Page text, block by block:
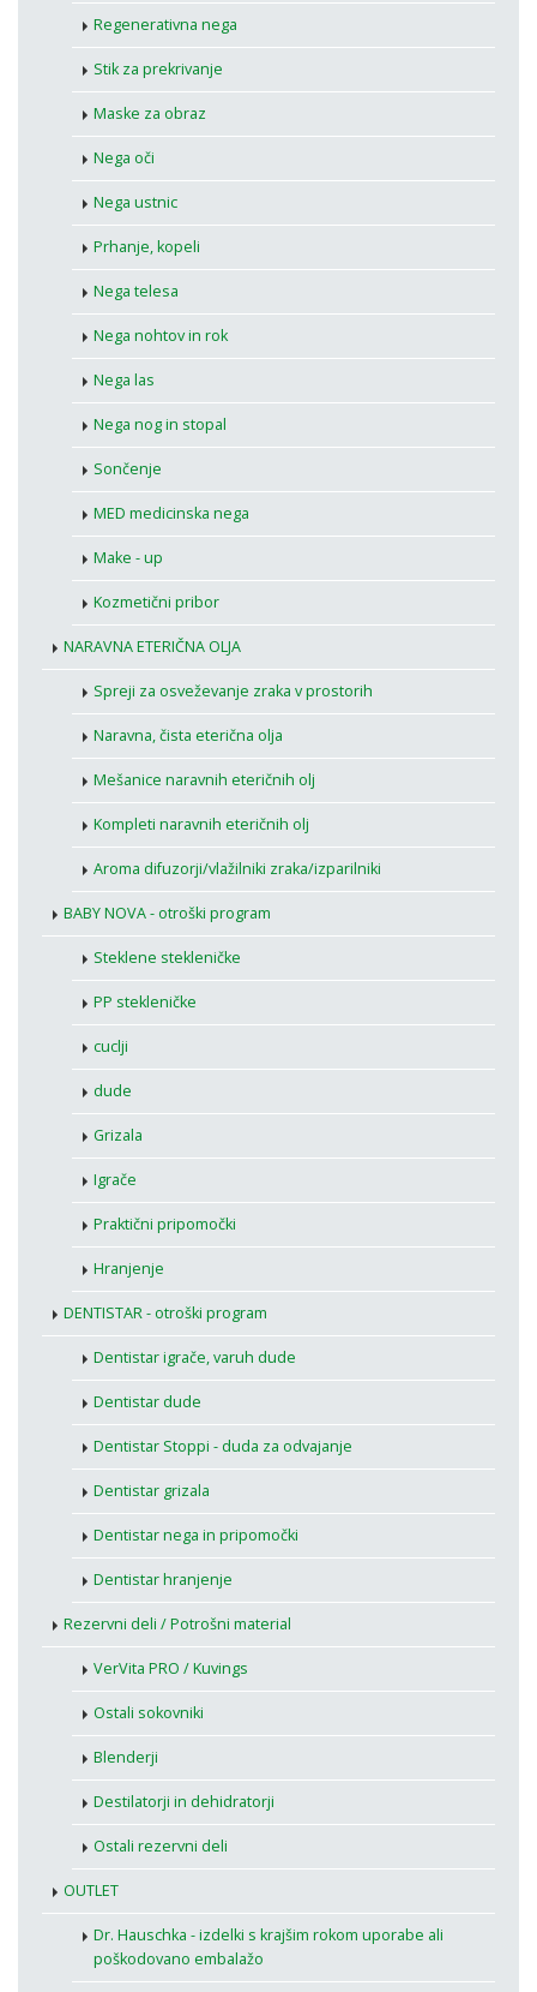
Regenerativna nega
Stik za prekrivanje
Maske za obraz
Nega oči
Nega ustnic
Prhanje, kopeli
Nega telesa
Nega nohtov in rok
Nega las
Nega nog in stopal
Sončenje
MED medicinska nega
Make - up
Kozmetični pribor
NARAVNA ETERIČNA OLJA
Spreji za osveževanje zraka v prostorih
Naravna, čista eterična olja
Mešanice naravnih eteričnih olj
Kompleti naravnih eteričnih olj
Aroma difuzorji/vlažilniki zraka/izparilniki
BABY NOVA - otroški program
Steklene stekleničke
PP stekleničke
cuclji
dude
Grizala
Igrače
Praktični pripomočki
Hranjenje
DENTISTAR - otroški program
Dentistar igrače, varuh dude
Dentistar dude
Dentistar Stoppi - duda za odvajanje
Dentistar grizala
Dentistar nega in pripomočki
Dentistar hranjenje
Rezervni deli / Potrošni material
VerVita PRO / Kuvings
Ostali sokovniki
Blenderji
Destilatorji in dehidratorji
Ostali rezervni deli
OUTLET
Dr. Hauschka - izdelki s krajšim rokom uporabe ali
poškodovano embalažo